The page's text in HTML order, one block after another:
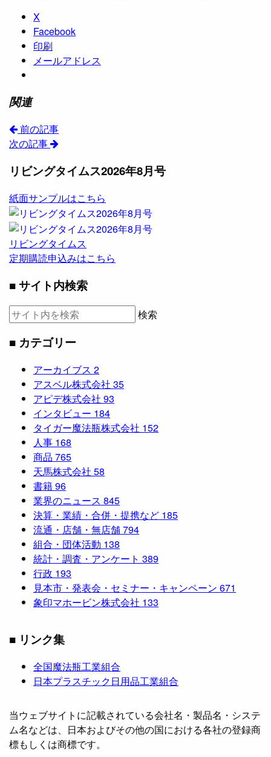
X
Facebook
印刷
メールアドレス
関連
前の記事
次の記事
リビングタイムス2026年8月号
紙面サンプルはこちら
リビングタイムス
定期購読申込みはこちら
■ サイト内検索
検索
■ カテゴリー
アーカイブス 2
アスベル株式会社 35
アピデ株式会社 93
インタビュー 184
タイガー魔法瓶株式会社 152
人事 168
商品 765
天馬株式会社 58
書籍96
業界のニュース 845
決算・業績・合併・提携など 185
流通・店舗・無店舗794
組合・団体活動 138
統計・調査・アンケート 389
行政 193
見本市・発表会・セミナー・キャンペーン 671
象印マホービン株式会社 133
■ リンク集
全国魔法瓶工業組合
日本プラスチック日用品工業組合
当ウェブサイトに記載されている会社名・製品名・システ
ム名などは、日本およびその他の国における各社の登録商
標もしくは商標です。